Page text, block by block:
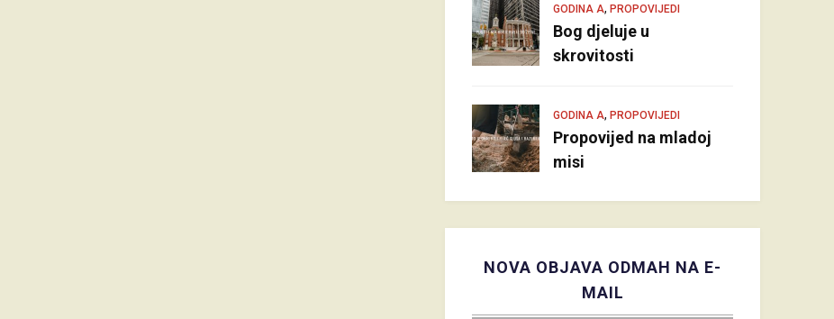
GODINA A, PROPOVIJEDI
Bog djeluje u
skrovitosti
GODINA A, PROPOVIJEDI
Propovijed na mladoj
misi
NOVA OBJAVA ODMAH NA E-
MAIL